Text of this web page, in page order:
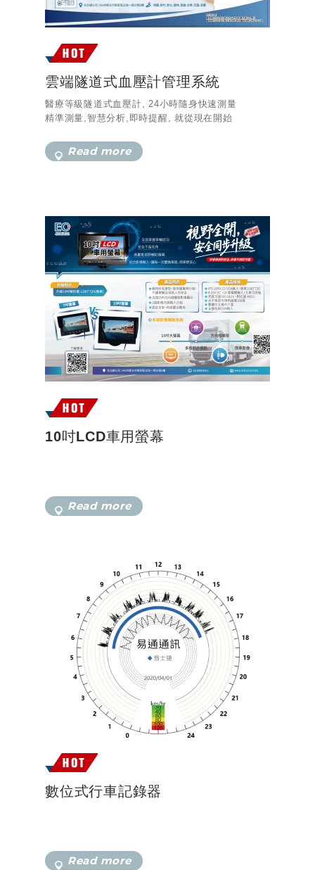
雲端隧道式血壓計管理系統
醫療等級隧道式血壓計, 24小時隨身快速測量
精準測量,智慧分析,即時提醒, 就從現在開始
Read more
10吋LCD車用螢幕
Read more
數位式行車記錄器
Read more